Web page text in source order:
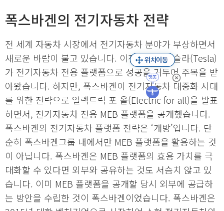
폭스바겐의 전기자동차 전략
전 세계 자동차 시장에서 전기자동차 분야가 부상하면서
새로운 바람이 불고 있습니다. 이전까지는 테슬라(Tesla)
가 전기자동차 전용 플랫폼으로 성공을 거두어 주목을 받
아왔습니다. 하지만, 폭스바겐이 전기자동차 대중화 시대
를 위한 전략으로 일렉트릭 포 올(Electric for all)을 발표
하면서, 전기자동차 전용 MEB 플랫폼을 공개했습니다.
폭스바겐의 전기자동차 플랫폼 전략은 ‘개방’입니다. 단
순히 폭스바겐그룹 내에서만 MEB 플랫폼을 활용하는 것
이 아닙니다. 폭스바겐은 MEB 플랫폼의 효용 가치를 극
대화할 수 있다면 외부와 공유하는 것도 서슴치 않고 있
습니다. 이미 MEB 플랫폼을 공개할 당시 외부에 공급하
는 방안을 수립한 것이 폭스바겐이었습니다. 폭스바겐은